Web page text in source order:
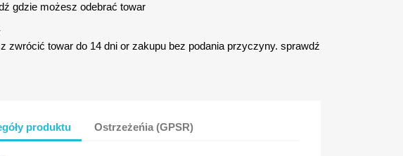
gdzie możesz odebrać towar
zwrócić towar do 14 dni or zakupu bez podania przyczyny. sprawdź
produktu Ostrzeżeńia (GPSR)